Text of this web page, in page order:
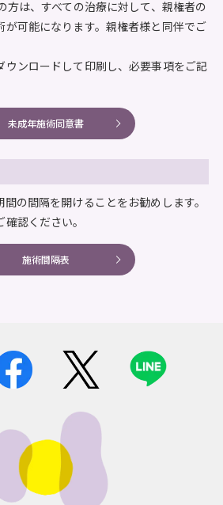
方は、すべての治療に対して、親権者の
が可能になります。親権者様と同伴でご
ウンロードして印刷し、必要事項をご記
未成年施術同意書
の間隔を開けることをお勧めします。
認ください。
施術間隔表